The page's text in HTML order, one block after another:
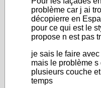
problème car j ai
décopierre en
pour ce qui est le
propose n est pas
je sais le faire
mais le problème
plusieurs couche
temps